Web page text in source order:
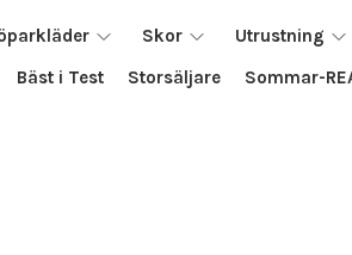
Skor Utrustning
Bäst i Test Storsäljare Sommar-